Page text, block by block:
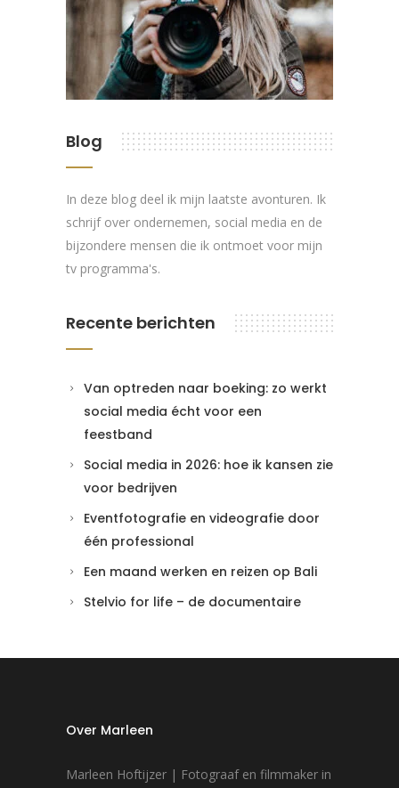
Blog
In deze blog deel ik mijn laatste avonturen. Ik
schrijf over ondernemen, social media en de
bijzondere mensen die ik ontmoet voor mijn
tv programma's.
Recente berichten
Van optreden naar boeking: zo werkt
social media écht voor een
feestband
Social media in 2026: hoe ik kansen zie
voor bedrijven
Eventfotografie en videografie door
één professional
Een maand werken en reizen op Bali
Stelvio for life – de documentaire
Over Marleen
Marleen Hoftijzer | Fotograaf en filmmaker in